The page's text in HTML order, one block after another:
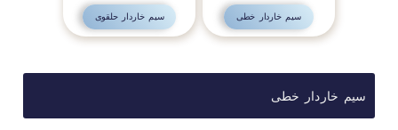
سیم خاردار خطی سیم خاردار حلقوی
سیم خاردار خطی